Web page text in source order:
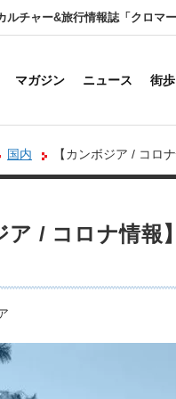
チャー&旅行情報誌「クロマー
マガジン ニュース 街
国内 【カンボジア / コロ
ア / コロナ情報